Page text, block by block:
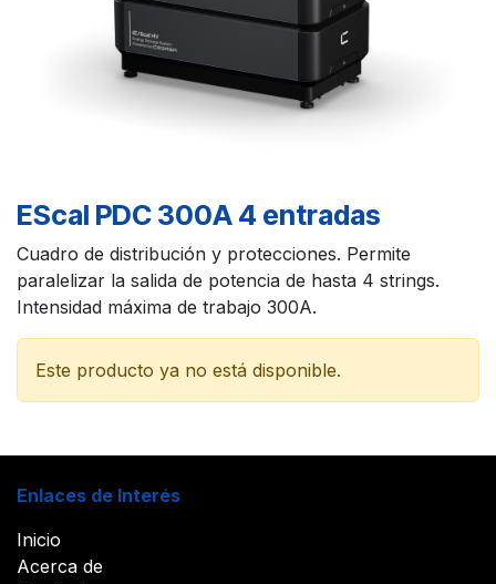
EScal PDC 300A 4 entradas
Cuadro de distribución y protecciones. Permite
paralelizar la salida de potencia de hasta 4 strings.
Intensidad máxima de trabajo 300A.
Este producto ya no está disponible.
Enlaces de Interés
Inicio
Acerca de